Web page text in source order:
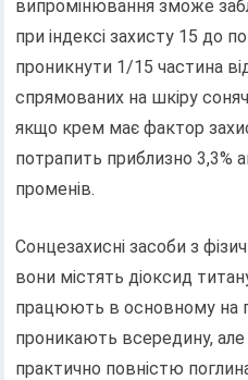
випромінювання зможе
при індексі захисту 15 до
проникнути 1/15 частина
спрямованих на шкіру
якщо крем має фактор
потрапить приблизно 3,3%
променів.
Сонцезахисні засоби з
вони містять діоксид
працюють в основному на
проникають всередину, але
практично повністю